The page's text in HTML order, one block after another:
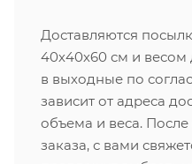
Доставляются
40х40х60 см и весом
в выходные по
зависит от адреса
объема и веса.
заказа, с вами